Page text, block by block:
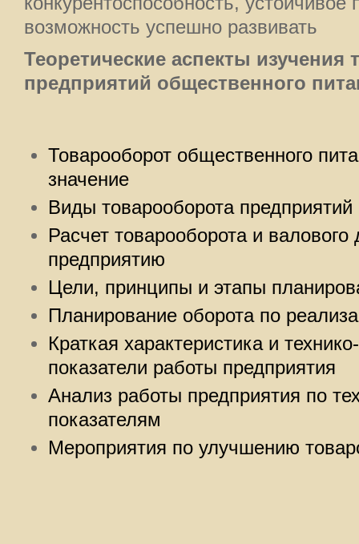
возможность успешно развивать
Теоретические аспекты изучения
предприятий общественного
Товарооборот общественного
значение
Виды товарооборота
Расчет товарооборота и
предприятию
Цели, принципы и этапы
Планирование оборота по
Краткая характеристика и
показатели работы предприятия
Анализ работы предприятия по
показателям
Мероприятия по улучшению